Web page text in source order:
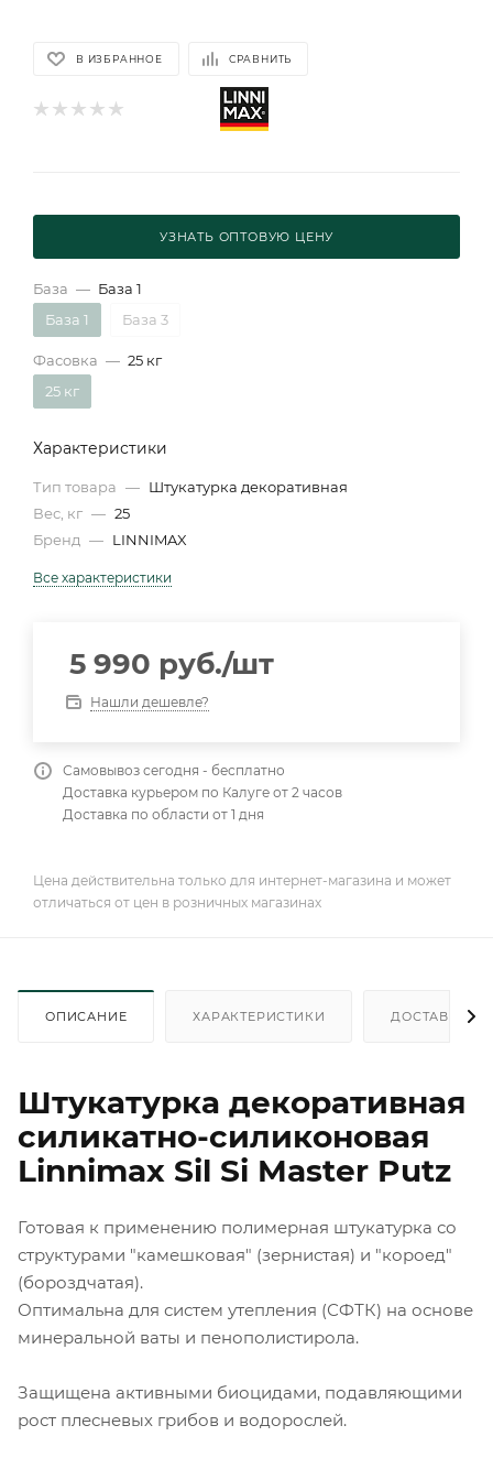
В ИЗБРАННОЕ СРАВНИТЬ
УЗНАТЬ ОПТОВУЮ ЦЕНУ
База — База 1
База 1
База 3
Фасовка — 25 кг
25 кг
Характеристики
Тип товара — Штукатурка декоративная
Вес, кг — 25
Бренд — LINNIMAX
Все характеристики
5 990 руб./шт
Нашли дешевле?
Самовывоз сегодня - бесплатно
Доставка курьером по Калуге от 2 часов
Доставка по области от 1 дня
Цена действительна только для интернет-магазина и может
отличаться от цен в розничных магазинах
ОПИСАНИЕ ХАРАКТЕРИСТИКИ ДОСТАВКА
Штукатурка декоративная
силикатно-силиконовая
Linnimax Sil Si Master Putz
Готовая к применению полимерная штукатурка со
структурами "камешковая" (зернистая) и "короед"
(бороздчатая).
Оптимальна для систем утепления (СФТК) на основе
минеральной ваты и пенополистирола.
Защищена активными биоцидами, подавляющими
рост плесневых грибов и водорослей.